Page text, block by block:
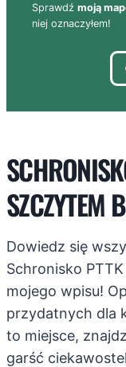
Sprawdź moją
niej oznaczyłem!
SZCZYTEM
Dowiedz się
Schronisko
mojego wpisu!
przydatnych dla
to miejsce,
garść